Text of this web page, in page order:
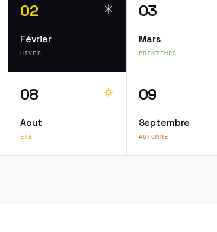
02
Février
HIVER
03
Mars
PRINTEMPS
08
Aout
ÉTÉ
09
Septembre
AUTOMNE